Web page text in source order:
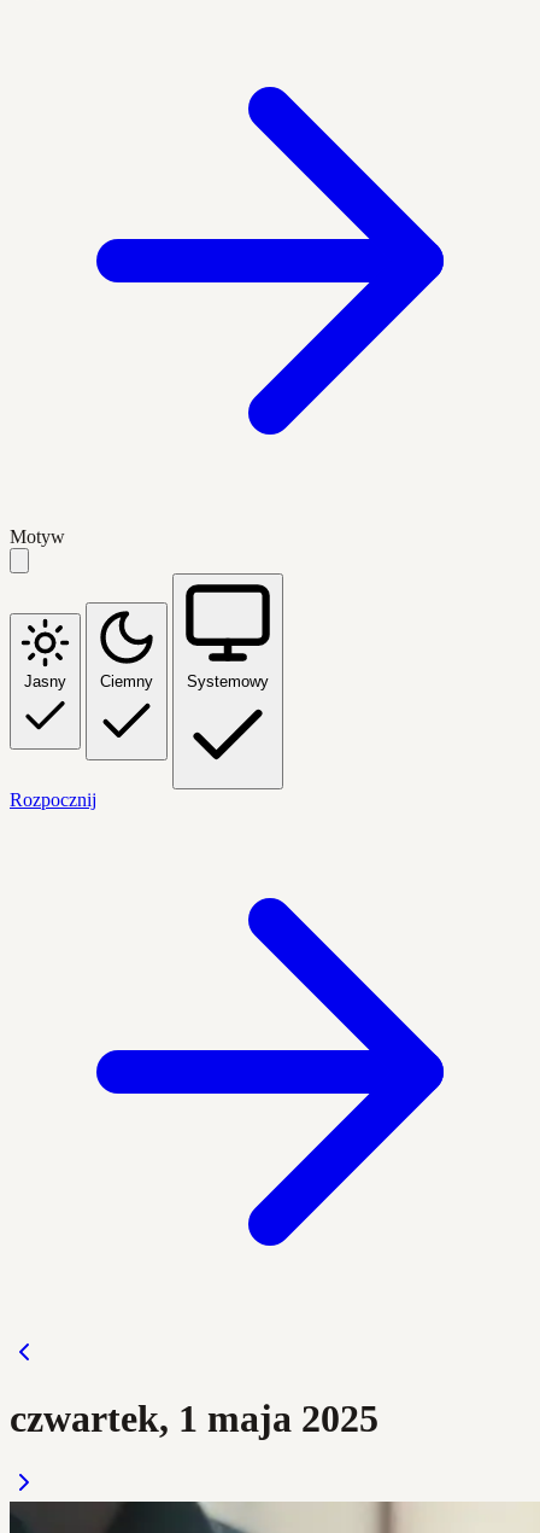
Motyw
Jasny Ciemny Systemowy
Rozpocznij
czwartek, 1 maja 2025